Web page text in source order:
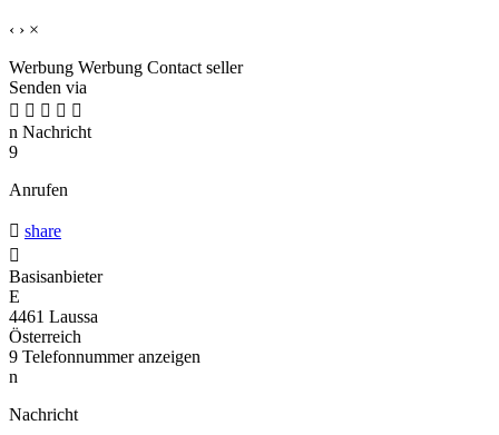
‹ › ×
Werbung Werbung Contact seller
Senden via
    
n Nachricht
9
Anrufen
 share

Basisanbieter
E
4461 Laussa
Österreich
9 Telefonnummer anzeigen
n
Nachricht